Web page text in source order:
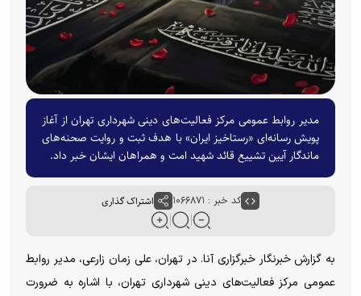
مدیر روابط عمومی مرکز فعالیت‌های دینی شهرداری تهران از آغاز
پویش رسانه‌ای «رستاخیز ایران» با هدف ثبت و روایت صحنه‌های
ماندگار آیین تشییع قائد شهید امت و همراهان ایشان خبر داد.
کد خبر : ۱۰۶۶۸۷۱ اشتراک گذاری
به گزارش خبرنگار خبرگزاری آنا. در تهران، علی زمان زارعی، مدیر روابط
عمومی مرکز فعالیت‌های دینی شهرداری تهران، با اشاره به ضرورت